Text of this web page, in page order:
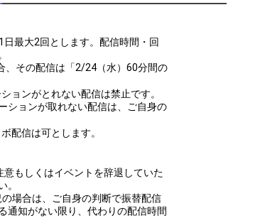
comments that may offend performers or
最大2回とします。配信時間・回
、その配信は「2/24（水）60分間の
ンがとれない配信は禁止です。
ションが取れない配信は、ご自身の
配信は可とします。
もしくはイベントを辞退していた
。
場合は、ご自身の判断で振替配信
通知がない限り、代わりの配信時間